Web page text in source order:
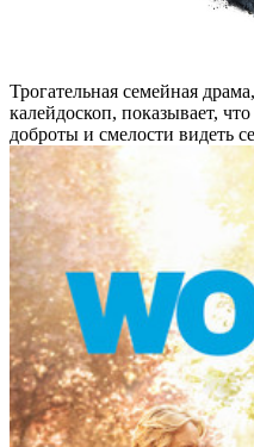
Трогательная семейная
калейдоскоп, показывает,
доброты и смелости видеть